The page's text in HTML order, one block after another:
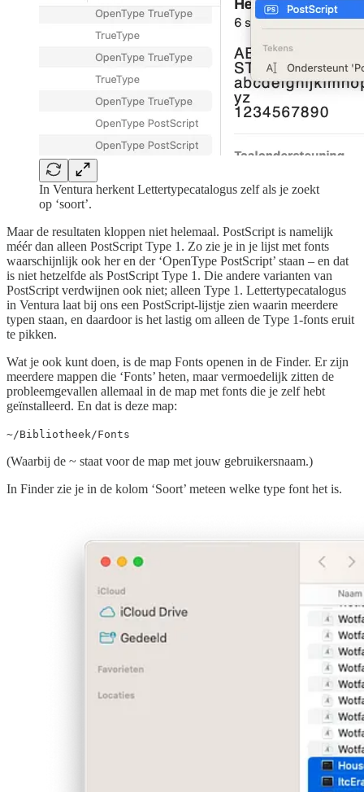
In Ventura herkent Lettertypecatalogus zelf als je zoekt
op ‘soort’.
Maar de resultaten kloppen niet helemaal. PostScript is namelijk
méér dan alleen PostScript Type 1. Zo zie je in je lijst met fonts
waarschijnlijk ook her en der ‘OpenType PostScript’ staan – en dat
is niet hetzelfde als PostScript Type 1. Die andere varianten van
PostScript verdwijnen ook niet; alleen Type 1. Lettertypecatalogus
in Ventura laat bij ons een PostScript-lijstje zien waarin meerdere
typen staan, en daardoor is het lastig om alleen de Type 1-fonts eruit
te pikken.
Wat je ook kunt doen, is de map Fonts openen in de Finder. Er zijn
meerdere mappen die ‘Fonts’ heten, maar vermoedelijk zitten de
probleemgevallen allemaal in de map met fonts die je zelf hebt
geïnstalleerd. En dat is deze map:
~/Bibliotheek/Fonts
(Waarbij de ~ staat voor de map met jouw gebruikersnaam.)
In Finder zie je in de kolom ‘Soort’ meteen welke type font het is.